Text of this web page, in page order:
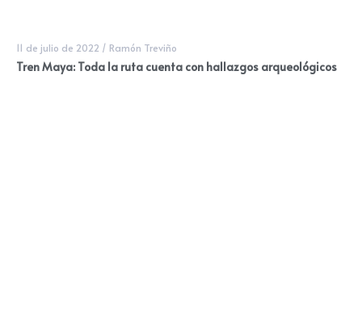
11 de julio de 2022 / Ramón Treviño
Tren Maya: Toda la ruta cuenta con hallazgos arqueológicos